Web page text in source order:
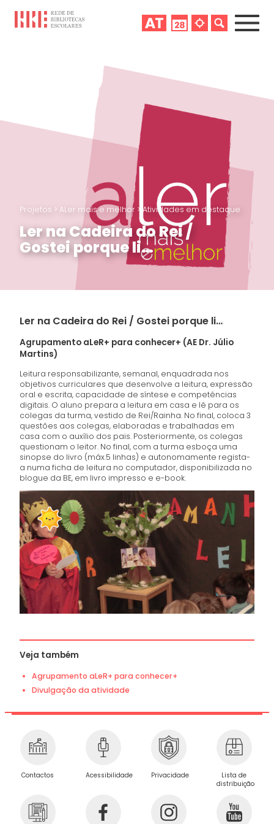
Projetos > ALer mais e melhor > Atividades em destaque
Ler na Cadeira do Rei /
Gostei porque li…
Ler na Cadeira do Rei / Gostei porque li…
Agrupamento aLeR+ para conhecer+ (AE Dr. Júlio
Martins)
Leitura responsabilizante, semanal, enquadrada nos
objetivos curriculares que desenvolve a leitura, expressão
oral e escrita, capacidade de síntese e competências
digitais. O aluno prepara a leitura em casa e lê para os
colegas da turma, vestido de Rei/Rainha. No final, coloca 3
questões aos colegas, elaboradas e trabalhadas em
casa com o auxílio dos pais. Posteriormente, os colegas
questionam o leitor. No final, com a turma esboça uma
sinopse do livro (máx.5 linhas) e autonomamente regista-
a numa ficha de leitura no computador, disponibilizada no
blogue da BE, em livro impresso e e-book.
Veja também
Agrupamento aLeR+ para conhecer+
Divulgação da atividade
Contactos Acessibilidade Privacidade
Lista de
distribuição